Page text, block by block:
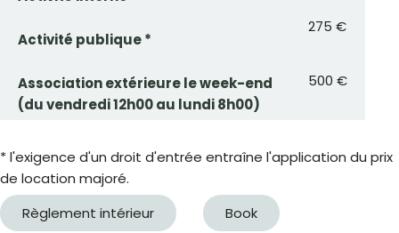
Activité publique *
275 €
Association extérieure le week-end
(du vendredi 12h00 au lundi 8h00)
500 €
* l'exigence d'un droit d'entrée entraîne l'application du prix
de location majoré.
Règlement intérieur
Book